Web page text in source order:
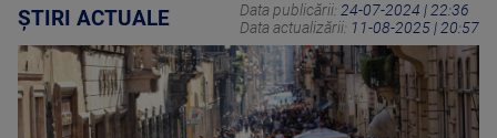
ȘTIRI ACTUALE Data publicării: 24-07-2024 | 22:36
Data actualizării: 11-08-2025 | 20:57